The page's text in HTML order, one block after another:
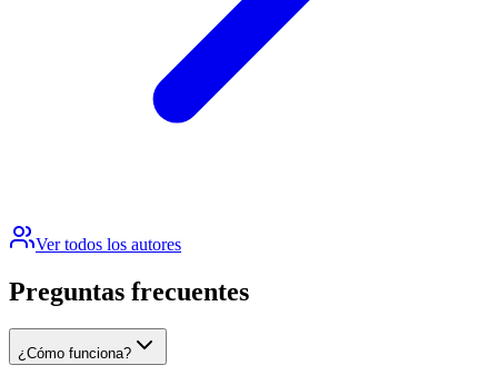
Ver todos los autores
Preguntas frecuentes
¿Cómo funciona?